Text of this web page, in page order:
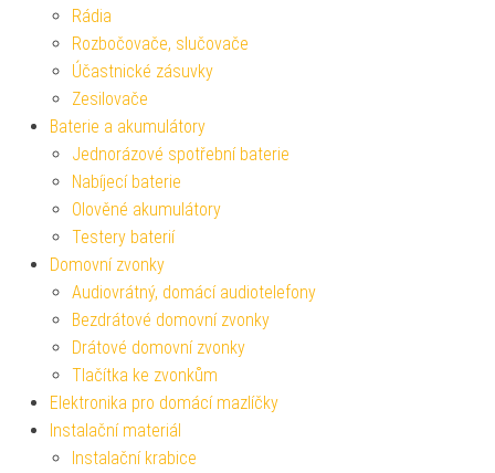
Rádia
Rozbočovače, slučovače
Účastnické zásuvky
Zesilovače
Baterie a akumulátory
Jednorázové spotřební baterie
Nabíjecí baterie
Olověné akumulátory
Testery baterií
Domovní zvonky
Audiovrátný, domácí audiotelefony
Bezdrátové domovní zvonky
Drátové domovní zvonky
Tlačítka ke zvonkům
Elektronika pro domácí mazlíčky
Instalační materiál
Instalační krabice